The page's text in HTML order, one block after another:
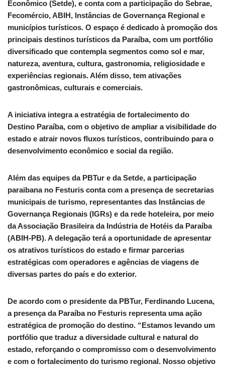
Econômico (Setde), e conta com a participação do Sebrae,
Fecomércio, ABIH, Instâncias de Governança Regional e
municípios turísticos. O espaço é dedicado à promoção dos
principais destinos turísticos da Paraíba, com um portfólio
diversificado que contempla segmentos como sol e mar,
natureza, aventura, cultura, gastronomia, religiosidade e
experiências regionais. Além disso, tem ativações
gastronômicas, culturais e comerciais.
A iniciativa integra a estratégia de fortalecimento do
Destino Paraíba, com o objetivo de ampliar a visibilidade do
estado e atrair novos fluxos turísticos, contribuindo para o
desenvolvimento econômico e social da região.
Além das equipes da PBTur e da Setde, a participação
paraibana no Festuris conta com a presença de secretarias
municipais de turismo, representantes das Instâncias de
Governança Regionais (IGRs) e da rede hoteleira, por meio
da Associação Brasileira da Indústria de Hotéis da Paraíba
(ABIH-PB). A delegação terá a oportunidade de apresentar
os atrativos turísticos do estado e firmar parcerias
estratégicas com operadores e agências de viagens de
diversas partes do país e do exterior.
De acordo com o presidente da PBTur, Ferdinando Lucena,
a presença da Paraíba no Festuris representa uma ação
estratégica de promoção do destino. “Estamos levando um
portfólio que traduz a diversidade cultural e natural do
estado, reforçando o compromisso com o desenvolvimento
e com o fortalecimento do turismo regional. Nosso objetivo